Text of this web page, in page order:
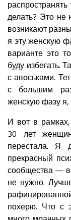
делать? Это не
возникают
я эту женскую
варианте это
буду избегать.
с авоськами.
с большим
женскую фазу я,
И вот в рамках,
30 лет
перестала. Я
прекрасный
сообщества —
не нужно.
похерю. Что с